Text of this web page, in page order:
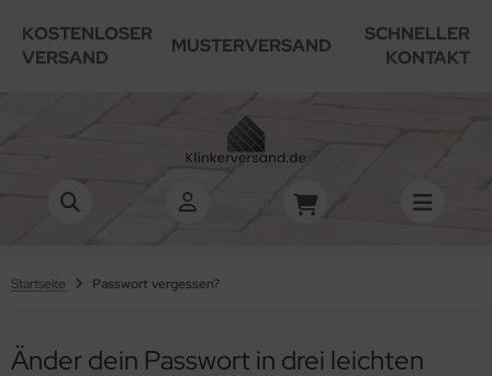
KOSTENLOSER
VERSAND
MUSTERVERSAND
SCHNELLER
KONTAKT
Startseite Passwort vergessen?
Änder dein Passwort in drei leichten